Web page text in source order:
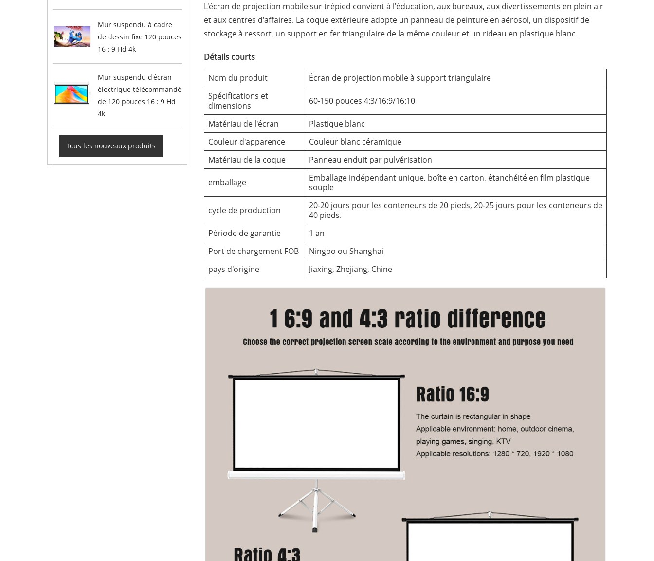
Mur suspendu à cadre
de dessin fixe 120 pouces
16 : 9 Hd 4k
Mur suspendu d'écran
électrique télécommandé
de 120 pouces 16 : 9 Hd
4k
Tous les nouveaux produits
L'écran de projection mobile sur trépied convient à l'éducation, aux bureaux, aux divertissements en plein air
et aux centres d'affaires. La coque extérieure adopte un panneau de peinture en aérosol, un dispositif de
stockage à ressort, un support en fer triangulaire de la même couleur et un rideau en plastique blanc.
Détails courts
Nom du produit
Écran de projection mobile à support triangulaire
Spécifications et
dimensions
60-150 pouces 4:3/16:9/16:10
Matériau de l'écran
Plastique blanc
Couleur d'apparence
Couleur blanc céramique
Matériau de la coque
Panneau enduit par pulvérisation
emballage
Emballage indépendant unique, boîte en carton, étanchéité en film plastique
souple
cycle de production
20-20 jours pour les conteneurs de 20 pieds, 20-25 jours pour les conteneurs de
40 pieds.
Période de garantie
1 an
Port de chargement FOB
Ningbo ou Shanghai
pays d'origine
Jiaxing, Zhejiang, Chine